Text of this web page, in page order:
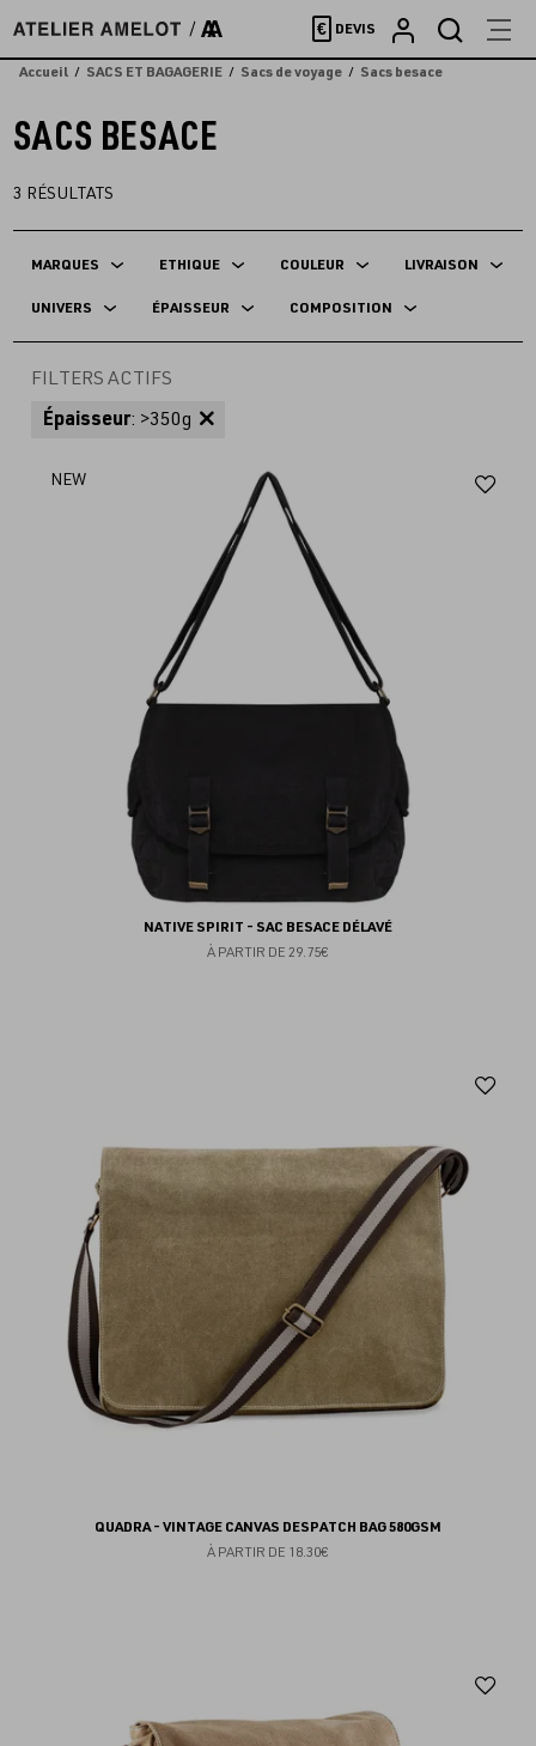
directement
au
€ DEVIS
Accueil SACS ET BAGAGERIE Sacs de voyage Sacs besace
SACS BESACE
3 RÉSULTATS
MARQUES ETHIQUE COULEUR LIVRAISON
UNIVERS ÉPAISSEUR COMPOSITION
FILTERS ACTIFS
Épaisseur: >350g
NEW
NATIVE SPIRIT - SAC BESACE DÉLAVÉ
À PARTIR DE 29.75€
QUADRA - VINTAGE CANVAS DESPATCH BAG 580GSM
À PARTIR DE 18.30€